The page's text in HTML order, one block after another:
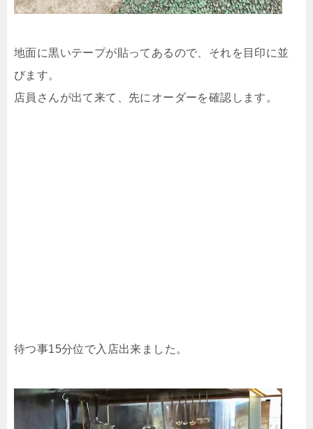
地面に黒いテープが貼ってあるので、それを目印に並
びます。
店員さんが出て来て、先にオーダーを確認します。
待つ事15分位で入店出来ました。